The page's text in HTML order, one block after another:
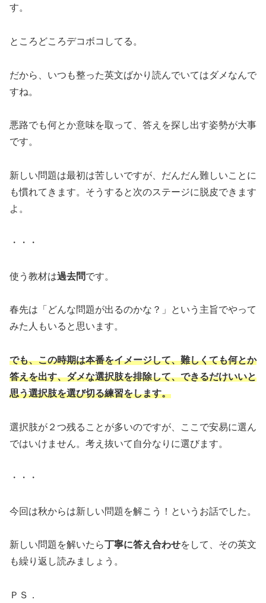
す。
ところどころデコボコしてる。
だから、いつも整った英文ばかり読んでいてはダメなんで
すね。
悪路でも何とか意味を取って、答えを探し出す姿勢が大事
です。
新しい問題は最初は苦しいですが、だんだん難しいことに
も慣れてきます。そうすると次のステージに脱皮できます
よ。
・・・
使う教材は過去問です。
春先は「どんな問題が出るのかな？」という主旨でやって
みた人もいると思います。
でも、この時期は本番をイメージして、難しくても何とか
答えを出す、ダメな選択肢を排除して、できるだけいいと
思う選択肢を選び切る練習をします。
選択肢が２つ残ることが多いのですが、ここで安易に選ん
ではいけません。考え抜いて自分なりに選びます。
・・・
今回は秋からは新しい問題を解こう！というお話でした。
新しい問題を解いたら丁寧に答え合わせをして、その英文
も繰り返し読みましょう。
ＰＳ．